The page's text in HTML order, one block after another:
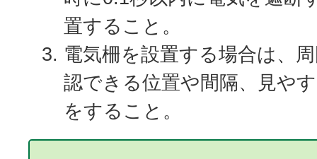
置すること。
電気柵を設置する場合は、
認できる位置や間隔、見や
をすること。